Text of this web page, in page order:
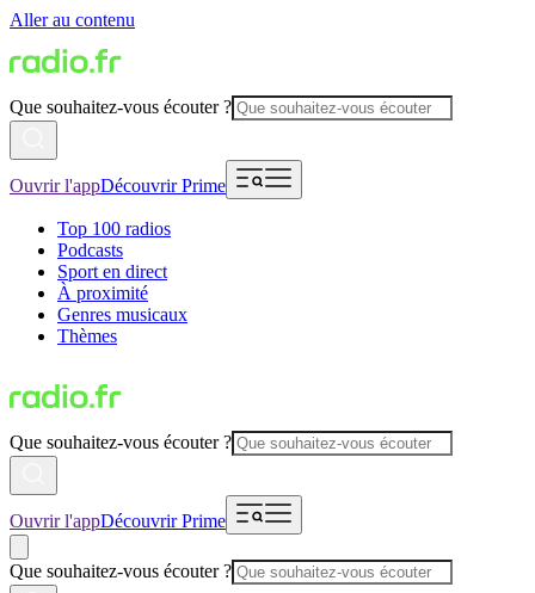
Aller au contenu
Que souhaitez-vous écouter ?
Ouvrir l'appDécouvrir Prime
Top 100 radios
Podcasts
Sport en direct
À proximité
Genres musicaux
Thèmes
Que souhaitez-vous écouter ?
Ouvrir l'appDécouvrir Prime
Que souhaitez-vous écouter ?